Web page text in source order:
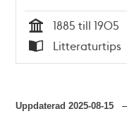
Tid
1885 till 1905
Typ
Litteraturtips
Uppdaterad2025-08-15